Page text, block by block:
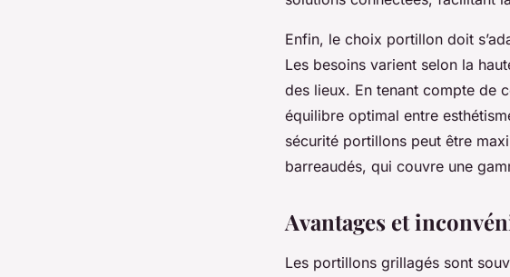
Enfin, le choix portillon doit
Les besoins varient selon la
des lieux. En tenant compte de
équilibre optimal entre
sécurité portillons peut être
barreaudés, qui couvre une
Avantages et
Les portillons grillagés sont